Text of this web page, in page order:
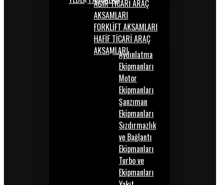
AĞIR TİCARİ ARAÇ
AKSAMLARI
FORKLİFT AKSAMLARI
HAFİF TİCARİ ARAÇ
AKSAMLARIAydınlatma
Ekipmanları
Motor
Ekipmanları
Şanzıman
Ekipmanları
Sızdırmazlık
ve Bağlantı
Ekipmanları
Turbo ve
Ekipmanları